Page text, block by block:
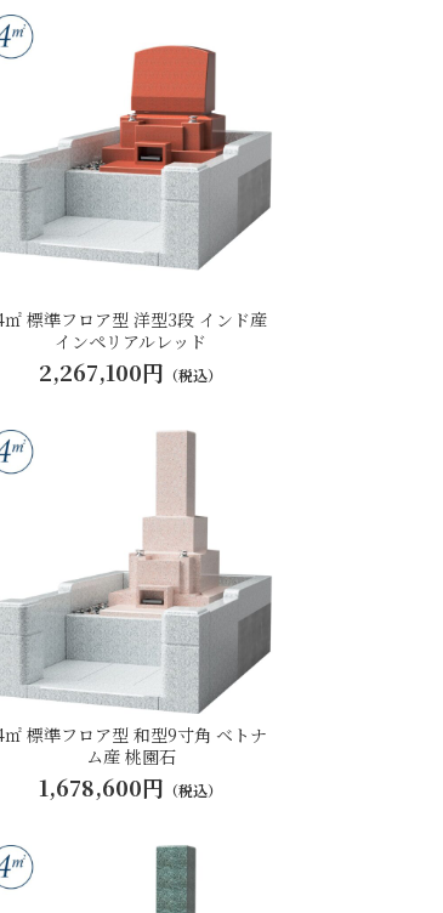
㎡ 標準フロア型 洋型3段 インド産
インペリアルレッド
2,267,100円 （税込）
㎡ 標準フロア型 和型9寸角 ベトナ
ム産 桃園石
1,678,600円 （税込）